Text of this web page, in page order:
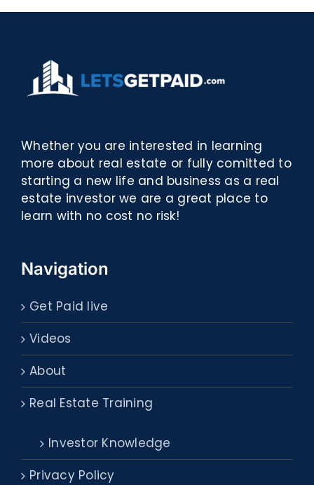
Whether you are interested in learning
more about real estate or fully comitted to
starting a new life and business as a real
estate investor we are a great place to
learn with no cost no risk!
Navigation
Get Paid live
Videos
About
Real Estate Training
Investor Knowledge
Privacy Policy